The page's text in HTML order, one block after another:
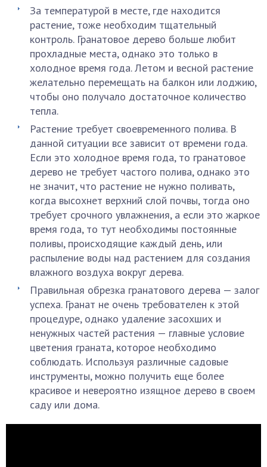
За температурой в месте, где находится
растение, тоже необходим тщательный
контроль. Гранатовое дерево больше любит
прохладные места, однако это только в
холодное время года. Летом и весной растение
желательно перемещать на балкон или лоджию,
чтобы оно получало достаточное количество
тепла.
Растение требует своевременного полива. В
данной ситуации все зависит от времени года.
Если это холодное время года, то гранатовое
дерево не требует частого полива, однако это
не значит, что растение не нужно поливать,
когда высохнет верхний слой почвы, тогда оно
требует срочного увлажнения, а если это жаркое
время года, то тут необходимы постоянные
поливы, происходящие каждый день, или
распыление воды над растением для создания
влажного воздуха вокруг дерева.
Правильная обрезка гранатового дерева — залог
успеха. Гранат не очень требователен к этой
процедуре, однако удаление засохших и
ненужных частей растения — главные условие
цветения граната, которое необходимо
соблюдать. Используя различные садовые
инструменты, можно получить еще более
красивое и невероятно изящное дерево в своем
саду или дома.